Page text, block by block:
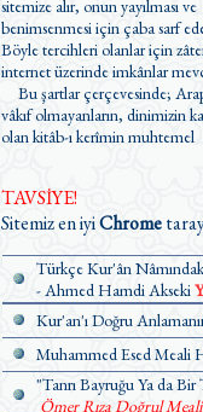
sitemize alır, onun yayılması ve
benimsenmesi için çaba sarf
Böyle tercihleri olanlar için
internet üzerinde imkânlar
Bu şartlar çerçevesinde;
vâkıf olmayanların, dinimizin kaynağı
olan kitâb-ı kerîmin muhtemel
TAVSİYE!
Sitemiz en iyiChrome
Türkçe Kur'ân
- Ahmed Hamdi Akseki
Kur'an'ı Doğru
Muhammed Esed Meali
"Tanrı Bayruğu Ya da
Ömer Rıza Doğrul